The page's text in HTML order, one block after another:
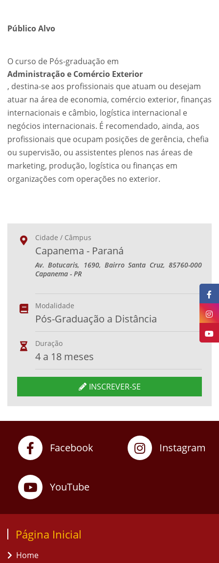
Público Alvo
O curso de Pós-graduação em
Administração e Comércio Exterior
, destina-se aos profissionais que atuam ou desejam
atuar na área de economia, comércio exterior, finanças
internacionais e câmbio, logística internacional e
negócios internacionais. É recomendado, ainda, aos
profissionais que ocupam posições de gerência, chefia
ou supervisão, ou assistentes plenos nas áreas de
marketing, produção, logística ou finanças em
organizações com operações no exterior.
Cidade / Câmpus
Capanema - Paraná
Av. Botucaris, 1690, Bairro Santa Cruz, 85760-000
Capanema - PR
Modalidade
Pós-Graduação a Distância
Duração
4 a 18 meses
INSCREVER-SE
Facebook Instagram
YouTube
Página Inicial
Home